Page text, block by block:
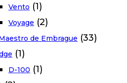
Vento (1)
Voyage (2)
de Embrague (33)
(1)
D-100 (1)